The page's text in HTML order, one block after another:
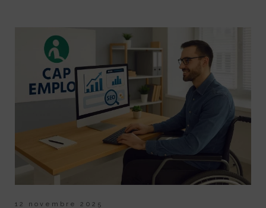
12 novembre 2025